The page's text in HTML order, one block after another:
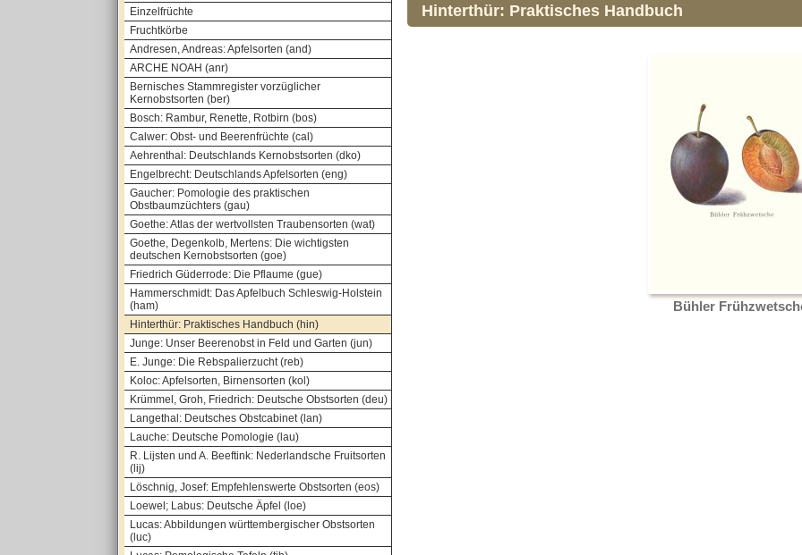
Einzelfrüchte
Fruchtkörbe
Andresen, Andreas: Apfelsorten (and)
ARCHE NOAH (anr)
Bernisches Stammregister vorzüglicher
Kernobstsorten (ber)
Bosch: Rambur, Renette, Rotbirn (bos)
Calwer: Obst- und Beerenfrüchte (cal)
Aehrenthal: Deutschlands Kernobstsorten (dko)
Engelbrecht: Deutschlands Apfelsorten (eng)
Gaucher: Pomologie des praktischen
Obstbaumzüchters (gau)
Goethe: Atlas der wertvollsten Traubensorten (wat)
Goethe, Degenkolb, Mertens: Die wichtigsten
deutschen Kernobstsorten (goe)
Friedrich Güderrode: Die Pflaume (gue)
Hammerschmidt: Das Apfelbuch Schleswig-Holstein
(ham)
Hinterthür: Praktisches Handbuch (hin)
Junge: Unser Beerenobst in Feld und Garten (jun)
E. Junge: Die Rebspalierzucht (reb)
Koloc: Apfelsorten, Birnensorten (kol)
Krümmel, Groh, Friedrich: Deutsche Obstsorten (deu)
Langethal: Deutsches Obstcabinet (lan)
Lauche: Deutsche Pomologie (lau)
R. Lijsten und A. Beeftink: Nederlandsche Fruitsorten
(lij)
Löschnig, Josef: Empfehlenswerte Obstsorten (eos)
Loewel; Labus: Deutsche Äpfel (loe)
Lucas: Abbildungen württembergischer Obstsorten
(luc)
Hinterthür: Praktisches Handbuch
Bühler